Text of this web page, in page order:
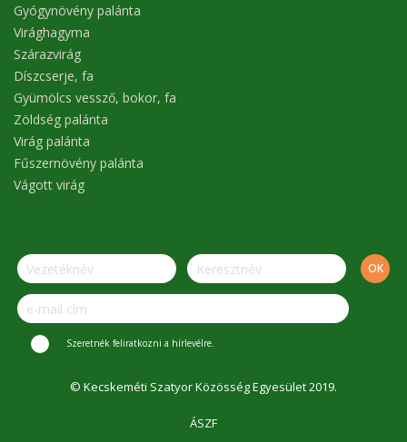
Gyógynövény palánta
Virághagyma
Szárazvirág
Díszcserje, fa
Gyümölcs vessző, bokor, fa
Zöldség palánta
Virág palánta
Fűszernövény palánta
Vágott virág
Szeretnék feliratkozni a hírlevélre.
© Kecskeméti Szatyor Közösség Egyesület 2019.
ÁSZF